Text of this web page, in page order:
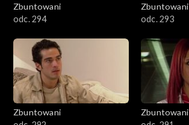
Zbuntowani
odc. 294
Zbuntowani
odc. 293
Zbuntowani
Zbuntowani